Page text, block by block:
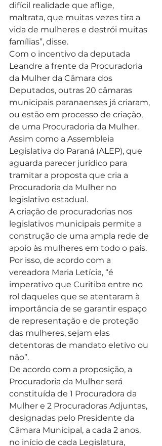
difícil realidade que aflige,
maltrata, que muitas vezes tira a
vida de mulheres e destrói muitas
famílias”, disse.
Com o incentivo da deputada
Leandre a frente da Procuradoria
da Mulher da Câmara dos
Deputados, outras 20 câmaras
municipais paranaenses já criaram,
ou estão em processo de criação,
de uma Procuradoria da Mulher.
Assim como a Assembleia
Legislativa do Paraná (ALEP), que
aguarda parecer jurídico para
tramitar a proposta que cria a
Procuradoria da Mulher no
legislativo estadual.
A criação de procuradorias nos
legislativos municipais permite a
construção de uma ampla rede de
apoio às mulheres em todo o país.
Por isso, de acordo com a
vereadora Maria Letícia, “é
imperativo que Curitiba entre no
rol daqueles que se atentaram à
importância de se garantir espaço
de representação e de proteção
das mulheres, sejam elas
detentoras de mandato eletivo ou
não”.
De acordo com a proposição, a
Procuradoria da Mulher será
constituída de 1 Procuradora da
Mulher e 2 Procuradoras Adjuntas,
designadas pelo Presidente da
Câmara Municipal, a cada 2 anos,
no início de cada Legislatura,